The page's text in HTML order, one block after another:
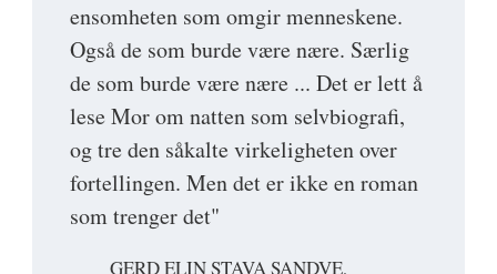
ensomheten som omgir menneskene.
Også de som burde være nære. Særlig
de som burde være nære ... Det er lett å
lese Mor om natten som selvbiografi,
og tre den såkalte virkeligheten over
fortellingen. Men det er ikke en roman
som trenger det"
GERD ELIN STAVA SANDVE,